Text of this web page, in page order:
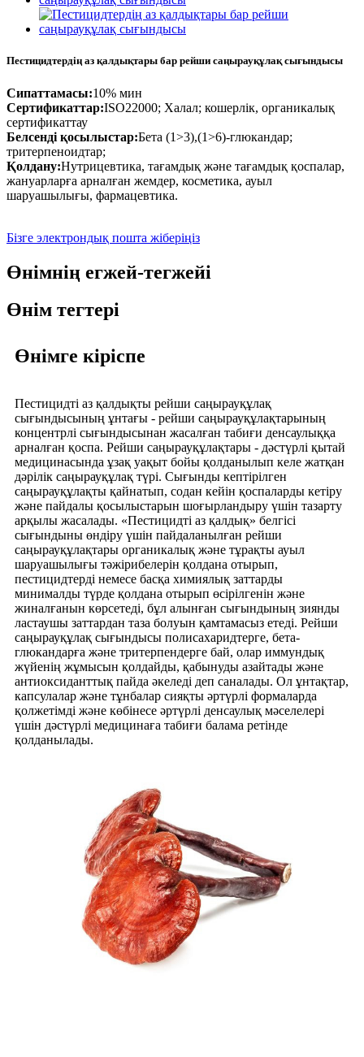
Пестицидтердің аз қалдықтары бар рейши саңырауқұлақ сығындысы
Сипаттамасы:10% мин
Сертификаттар:ISO22000; Халал; кошерлік, органикалық
сертификаттау
Белсенді қосылыстар:Бета (1>3),(1>6)-глюкандар;
тритерпеноидтар;
Қолдану:Нутрицевтика, тағамдық және тағамдық қоспалар,
жануарларға арналған жемдер, косметика, ауыл
шаруашылығы, фармацевтика.
Бізге электрондық пошта жіберіңіз
Өнімнің егжей-тегжейі
Өнім тегтері
Өнімге кіріспе
Пестицидті аз қалдықты рейши саңырауқұлақ
сығындысының ұнтағы - рейши саңырауқұлақтарының
концентрлі сығындысынан жасалған табиғи денсаулыққа
арналған қоспа. Рейши саңырауқұлақтары - дәстүрлі қытай
медицинасында ұзақ уақыт бойы қолданылып келе жатқан
дәрілік саңырауқұлақ түрі. Сығынды кептірілген
саңырауқұлақты қайнатып, содан кейін қоспаларды кетіру
және пайдалы қосылыстарын шоғырландыру үшін тазарту
арқылы жасалады. «Пестицидті аз қалдық» белгісі
сығындыны өндіру үшін пайдаланылған рейши
саңырауқұлақтары органикалық және тұрақты ауыл
шаруашылығы тәжірибелерін қолдана отырып,
пестицидтерді немесе басқа химиялық заттарды
минималды түрде қолдана отырып өсірілгенін және
жиналғанын көрсетеді, бұл алынған сығындының зиянды
ластаушы заттардан таза болуын қамтамасыз етеді. Рейши
саңырауқұлақ сығындысы полисахаридтерге, бета-
глюкандарға және тритерпендерге бай, олар иммундық
жүйенің жұмысын қолдайды, қабынуды азайтады және
антиоксиданттық пайда әкеледі деп саналады. Ол ұнтақтар,
капсулалар және тұнбалар сияқты әртүрлі формаларда
қолжетімді және көбінесе әртүрлі денсаулық мәселелері
үшін дәстүрлі медицинаға табиғи балама ретінде
қолданылады.